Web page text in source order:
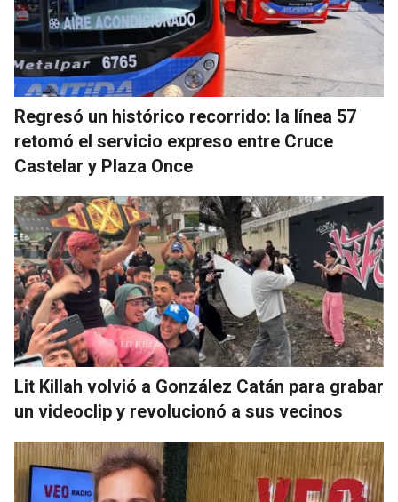
Regresó un histórico recorrido: la línea 57
retomó el servicio expreso entre Cruce
Castelar y Plaza Once
Lit Killah volvió a González Catán para grabar
un videoclip y revolucionó a sus vecinos